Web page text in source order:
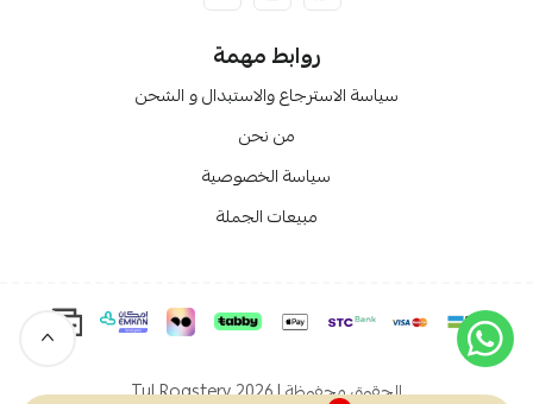
روابط مهمة
سياسة الاسترجاع والاستبدال و الشحن
من نحن
سياسة الخصوصية
مبيعات الجملة
الحقوق محفوظة | 2026 Tul Roastery